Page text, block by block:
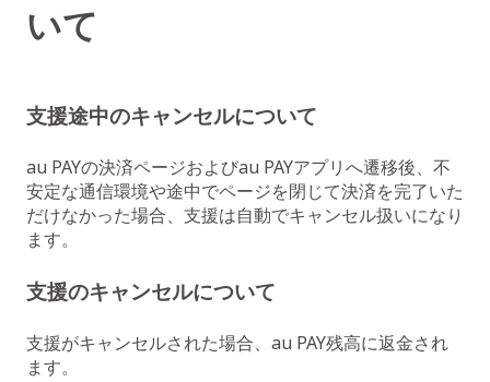
いて
支援途中のキャンセルについて
au PAYの決済ページおよびau PAYアプリへ遷移後、不
安定な通信環境や途中でページを閉じて決済を完了いた
だけなかった場合、支援は自動でキャンセル扱いになり
ます。
支援のキャンセルについて
支援がキャンセルされた場合、au PAY残高に返金され
ます。